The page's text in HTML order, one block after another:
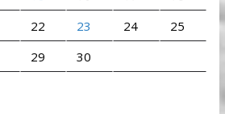
22 23 24
25
29 30